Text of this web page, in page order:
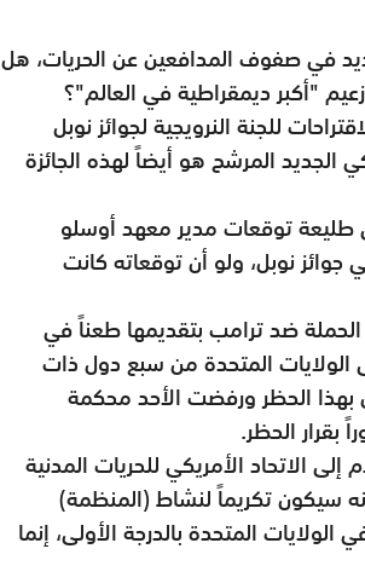
في صفوف المدافعين عن الحريات، هل
"أكبر ديمقراطية في العالم"؟
للجنة النرويجية لجوائز نوبل
الجديد المرشح هو أيضاً لهذه الجائزة
طليعة توقعات مدير معهد أوسلو
جوائز نوبل، ولو أن توقعاته كانت
ضد ترامب بتقديمها طعناً في
الولايات المتحدة من سبع دول ذات
الحظر ورفضت الأحد محكمة
بقرار الحظر.
الاتحاد الأمريكي للحريات المدنية
سيكون تكريماً لنشاط (المنظمة)
المتحدة بالدرجة الأولى، إنما